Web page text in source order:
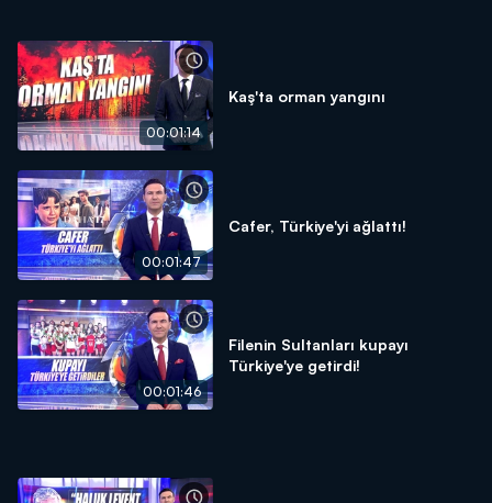
00:01:14
Kaş'ta orman yangını
00:01:47
Cafer, Türkiye'yi ağlattı!
00:01:46
Filenin Sultanları kupayı
Türkiye'ye getirdi!